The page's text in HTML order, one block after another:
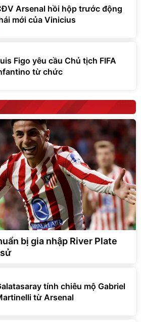
Arsenal hồi hộp trước động
mới của Vinicius
Figo yêu cầu Chủ tịch FIFA
từ chức
bị gia nhập River Plate
tính chiêu mộ Gabriel
từ Arsenal